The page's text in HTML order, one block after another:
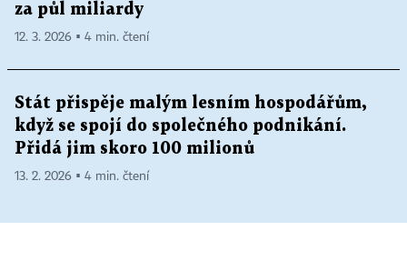
za půl miliardy
12. 3. 2026 ▪ 4 min. čtení
Stát přispěje malým lesním hospodářům,
když se spojí do společného podnikání.
Přidá jim skoro 100 milionů
13. 2. 2026 ▪ 4 min. čtení